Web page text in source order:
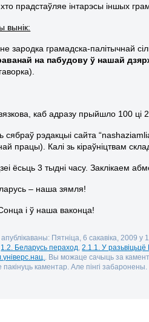
хто прадстаўляе інтарэсы іншых
вынік:
зародка грамадска-палітычнай
на пабудову ў нашай
каб адразу прыйшло 100 ці
сябраў рэдакцыі сайта “
працы). Калі зь кіраўніцтвам
ёсьць 3 тыдні часу. Заклікаем
– наша зямля!
і ў наша ваконца!
Пятніца, 6 сакавіка, 2009 у
1.2. Беларусь пераход ,2.1.1. У разьвіцьцё
. Вы можаце сачыць за
каментар. Але пінгі забаронены.